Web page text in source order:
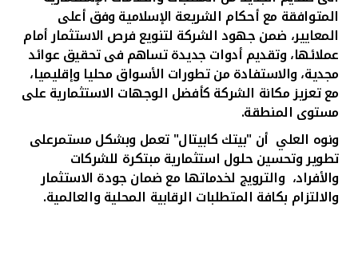
المتوافقة مع أحكام الشريعة الإسلامية وفق أعلى
المعايير، ضمن جهود الشركة لتنويع فرص الاستثمار أمام
عملائها، وتقديم أدوات جديدة تساهم فى تحقيق عوائد
مجدية، والاستفادة من تطورات الأسواق محليا وإقليميا،
مع تعزيز مكانة الشركة كأفضل الوجهات الاستثمارية على
مستوى المنطقة.
ونوه العلي أن "بيتك كابيتال" تعمل وبشكل مستمرعلى
تطوير وتحسين حلول استثمارية مبتكرة للشركات
والأفراد، والترويج لخدماتها مع ضمان جودة الاستثمار
والالتزام بكافة المتطلبات الرقابية المحلية والعالمية.